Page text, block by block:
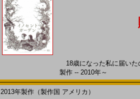
18歳になった私に届い
製作 -- 2010年～
2013年製作（製作国 アメリカ）